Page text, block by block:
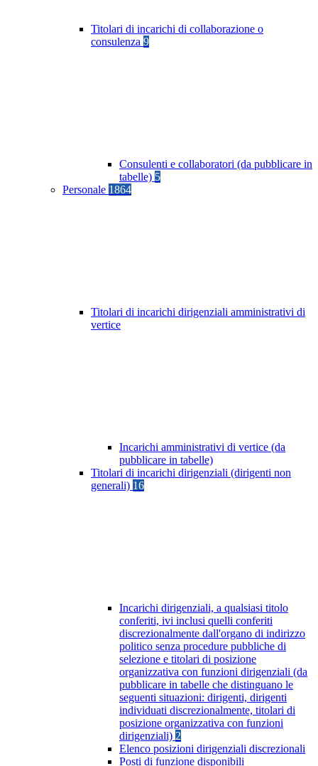
Titolari di incarichi di collaborazione o
consulenza 9
Consulenti e collaboratori (da pubblicare in
tabelle) 5
Personale 1864
Titolari di incarichi dirigenziali amministrativi di
vertice
Incarichi amministrativi di vertice (da
pubblicare in tabelle)
Titolari di incarichi dirigenziali (dirigenti non
generali) 16
Incarichi dirigenziali, a qualsiasi titolo
conferiti, ivi inclusi quelli conferiti
discrezionalmente dall'organo di indirizzo
politico senza procedure pubbliche di
selezione e titolari di posizione
organizzativa con funzioni dirigenziali (da
pubblicare in tabelle che distinguano le
seguenti situazioni: dirigenti, dirigenti
individuati discrezionalmente, titolari di
posizione organizzativa con funzioni
dirigenziali) 2
Elenco posizioni dirigenziali discrezionali
Posti di funzione disponibili